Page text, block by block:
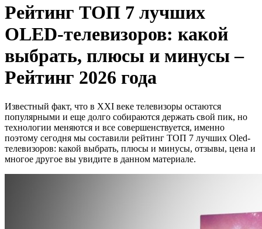
Рейтинг ТОП 7 лучших
OLED-телевизоров: какой
выбрать, плюсы и минусы –
Рейтинг 2026 года
Известный факт, что в XXI веке телевизоры остаются
популярными и еще долго собираются держать свой пик, но
технологии меняются и все совершенствуется, именно
поэтому сегодня мы составили рейтинг ТОП 7 лучших Oled-
телевизоров: какой выбрать, плюсы и минусы, отзывы, цена и
многое другое вы увидите в данном материале.